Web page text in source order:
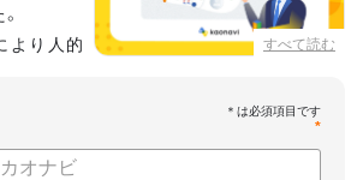
すべて読む
より人的
*